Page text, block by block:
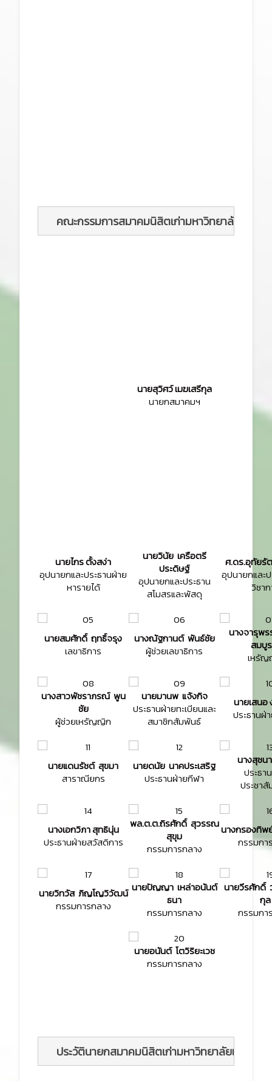
คณะกรรมการสมาคมนิสิตเก่ามหาวิทยาลัยเกษต
นายสุวิศว์ เมฆเสรีกุล
นายกสมาคมฯ
นายไกร ตั้งสง่า
อุปนายกและประธานฝ่าย
หารายได้
นายวินัย เครือตรี
ประดิษฐ์
อุปนายกและประธาน
สโมสรและพัสดุ
ศ.ดร.อุทัยรั
อุปนายกและ
วิชา
นายสมศักดิ์ ฤทธิ์จรุง
เลขาธิการ
นางณัฐกานต์ พันธ์ชัย
ผู้ช่วยเลขาธิการ
นางจารุพ
สมบู
เหรั
นางสาวพัชราภรณ์ พูน
ชัย
ผู้ช่วยเหรัญญิก
นายมานพ แจ้งกิจ
ประธานฝ่ายทะเบียนและ
สมาชิกสัมพันธ์
นายเสนอ
ประธานฝ่
นายแดนรัชต์ สุขมา
สาราณียกร
นายดนัย นาคประเสริฐ
ประธานฝ่ายกีฬา
นางสุชน
ประธา
ประชา
นางเอกวิภา สุทธินุ่น
ประธานฝ่ายสวัสดิการ
พล.ต.ต.ถิรศักดิ์ สุวรรณ
สุขุม
กรรมการกลาง
นางกรองทิ
กรรมกา
นายวิทวัส ภิญโญวิวัฒน์
กรรมการกลาง
นายปัญญา เหล่าอนันต์
ธนา
กรรมการกลาง
นายวีรศักดิ์
กุล
กรรมกา
นายอนันต์ โตวิริยะเวช
กรรมการกลาง
ประวัตินายกสมาคมนิสิตเก่ามหาวิทยาลัยเกษตร